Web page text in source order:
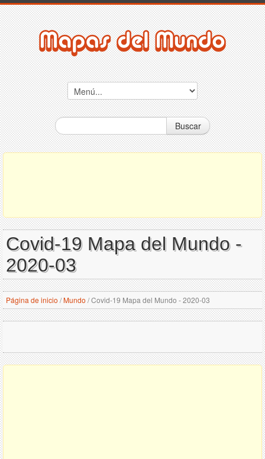
Buscar
Covid-19 Mapa del Mundo -
2020-03
Página de inicio /Mundo /Covid-19 Mapa del Mundo - 2020-03